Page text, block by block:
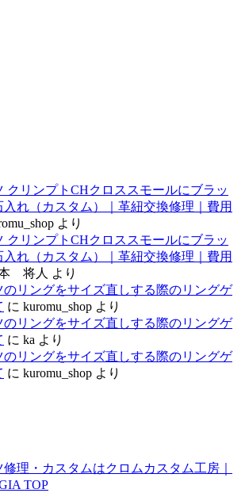
クリンプトCHクロススモールにブラッ
入れ（カスタム）｜革紐交換修理｜費用
より
クリンプトCHクロススモールにブラッ
入れ（カスタム）｜革紐交換修理｜費用
将人 より
のリングをサイズ直しする際のリングゲ
に kuromu_shop より
のリングをサイズ直しする際のリングゲ
に ka より
のリングをサイズ直しする際のリングゲ
に kuromu_shop より
理・カスタムはクロムカスタム工房｜
TOP